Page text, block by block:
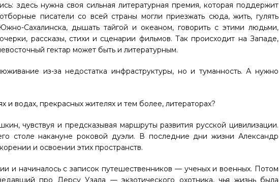
здесь нужна своя сильная литературная премия, которая поддержит
писатели со всей страны могли приезжать сюда, жить, гулять
Сахалинска, дышать тайгой и океаном, говорить с этими людьми,
рассказы, стихи и сценарии фильмов. Так происходит на Западе,
гектар может быть и литературным.
из-за недостатка инфраструктуры, но и туманность. А нужно
и водах, прекрасных жителях и тем более, литераторах?
чувствуя и предсказывая маршруты развития русской цивилизации.
столе накануне роковой дуэли. В последние дни жизни Александр
и освоении этих пространств.
и начиналось с записок путешественников — ученых и военных. Потом
про Дерсу Узала — экзотического охотника, чья жизнь была